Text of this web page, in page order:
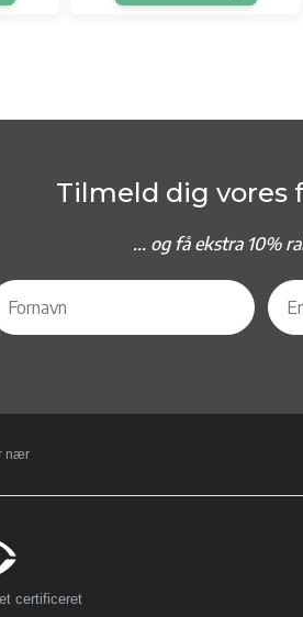
Tilmeld dig vores
... og få ekstra 10%
nær
certificeret